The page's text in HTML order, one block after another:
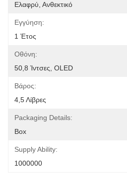
Ελαφρύ, Ανθεκτικό
Εγγύηση:
1 Έτος
Οθόνη:
50,8 Ίντσες, OLED
Βάρος:
4,5 Λίβρες
Packaging Details:
Box
Supply Ability:
1000000